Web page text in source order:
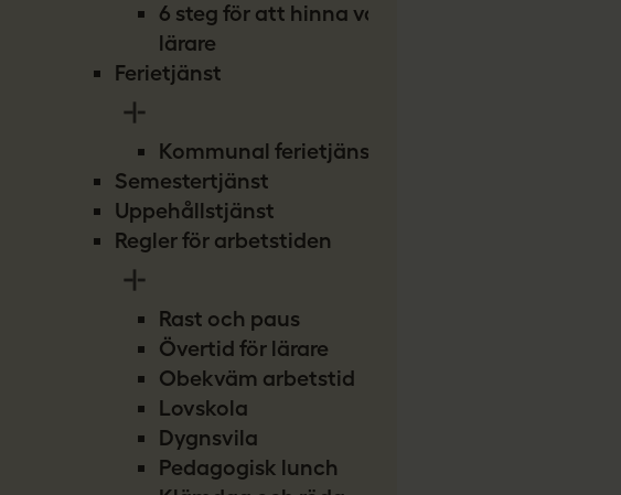
6 steg för att hinna vara
lärare
Ferietjänst
Kommunal ferietjänst
Semestertjänst
Uppehållstjänst
Regler för arbetstiden
Rast och paus
Övertid för lärare
Obekväm arbetstid
Lovskola
Dygnsvila
Pedagogisk lunch